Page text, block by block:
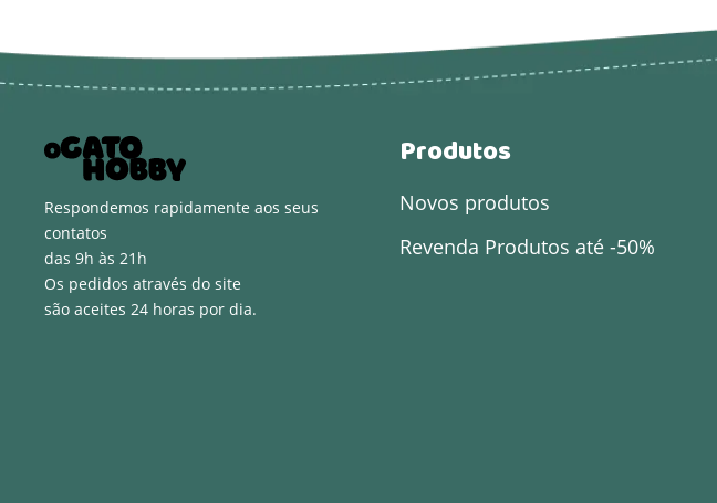
Respondemos rapidamente aos seus
contatos
das 9h às 21h
Os pedidos através do site
são aceites 24 horas por dia.
Produtos
Novos produtos
Revenda Produtos até -50%